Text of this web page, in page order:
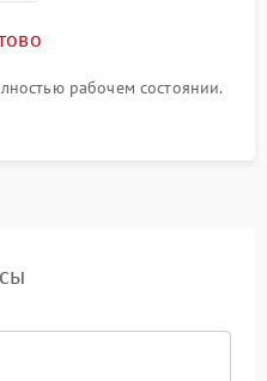
рабочем состоянии.